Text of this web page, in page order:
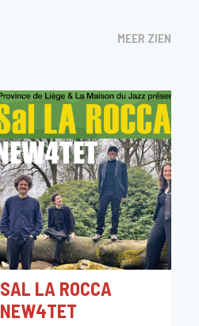
MEER ZIEN
SAL LA ROCCA
NEW4TET